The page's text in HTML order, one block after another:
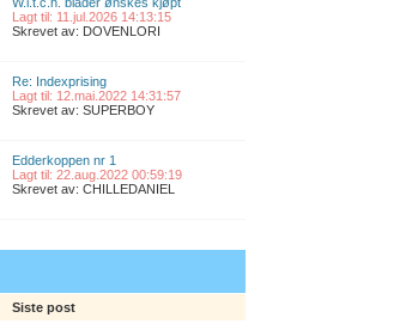
Lagt til: 11.jul.2026 14:13:15
Skrevet av: DOVENLORI
Re: Indexprising
Lagt til: 12.mai.2022 14:31:57
Skrevet av: SUPERBOY
Edderkoppen nr 1
Lagt til: 22.aug.2022 00:59:19
Skrevet av: CHILLEDANIEL
Siste post